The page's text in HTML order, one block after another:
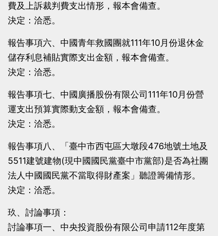
費及上訴裁判費支出情形，報本會備查。
決定：洽悉。
報告事項六、中國青年救國團就111年10月份退休金
儲存利息補貼實際支出金額，報本會備查。
決定：洽悉。
報告事項七、中國廣播股份有限公司111年10月份營
運支出預算實際動支金額，報本會備查。
決定：洽悉。
報告事項八、「臺中市西屯區大墩段476地號土地及
5511建號建物(現中國國民黨臺中市黨部)是否為社團
法人中國國民黨不當取得財產案」聽證籌備情形。
決定：洽悉。
玖、討論事項：
討論事項一、中央投資股份有限公司申請112年度第